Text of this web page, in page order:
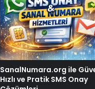
SanalNumara.org ile
Hızlı ve Pratik SMS Onay